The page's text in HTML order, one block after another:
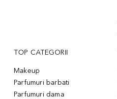
TOP CATEGORII
Makeup
Parfumuri barbati
Parfumuri dama